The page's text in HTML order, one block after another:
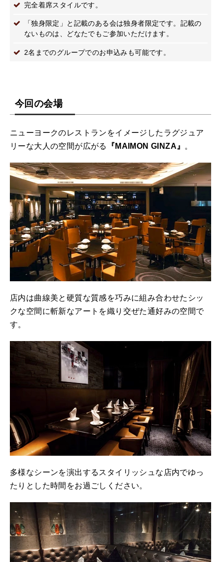
完全着席スタイルです。
「独身限定」と記載のある会は独身者限定です。記載の
ないものは、どなたでもご参加いただけます。
2名までのグループでのお申込みも可能です。
今回の会場
ニューヨークのレストランをイメージしたラグジュア
リーな大人の空間が広がる
『MAIMON GINZA』 。
店内は曲線美と硬質な質感を巧みに組み合わせたシッ
クな空間に斬新なアートを織り交ぜた通好みの空間で
す。
多様なシーンを演出するスタイリッシュな店内でゆっ
たりとした時間をお過ごしください。